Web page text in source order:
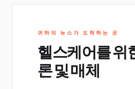
귀하의 뉴스가 도착하는 곳
헬스케어를 위
론 및 매체